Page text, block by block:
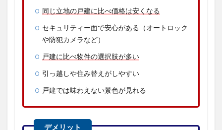
同じ立地の戸建に比べ価格は安くなる
セキュリティー面で安心がある（オートロック
や防犯カメラなど）
戸建に比べ物件の選択肢が多い
引っ越しや住み替えがしやすい
戸建では味わえない景色が見れる